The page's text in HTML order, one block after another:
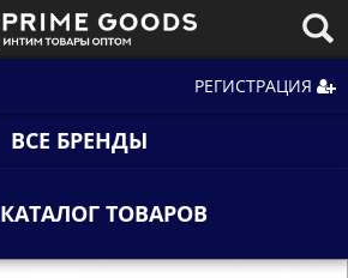
РЕГИСТРАЦИЯ
ВСЕ БРЕНДЫ
КАТАЛОГ ТОВАРОВ